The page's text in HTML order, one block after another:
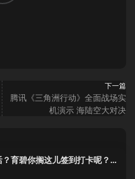
下一篇
腾讯《三角洲行动》全面战场实
机演示 海陆空大对决
育碧你搁这儿签到打卡呢？